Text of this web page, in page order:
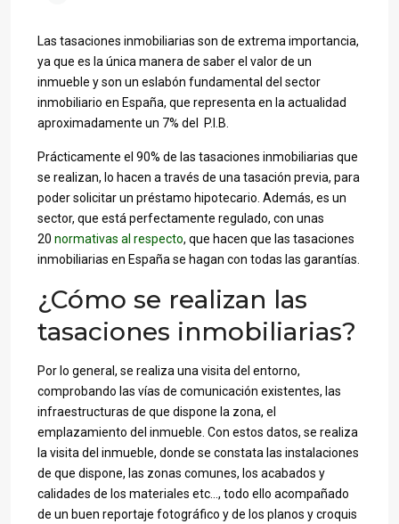
Las tasaciones inmobiliarias son de extrema importancia,
ya que es la única manera de saber el valor de un
inmueble y son un eslabón fundamental del sector
inmobiliario en España, que representa en la actualidad
aproximadamente un 7% del P.I.B.
Prácticamente el 90% de las tasaciones inmobiliarias que
se realizan, lo hacen a través de una tasación previa, para
poder solicitar un préstamo hipotecario. Además, es un
sector, que está perfectamente regulado, con unas
20 normativas al respecto, que hacen que las tasaciones
inmobiliarias en España se hagan con todas las garantías.
¿Cómo se realizan las
tasaciones inmobiliarias?
Por lo general, se realiza una visita del entorno,
comprobando las vías de comunicación existentes, las
infraestructuras de que dispone la zona, el
emplazamiento del inmueble. Con estos datos, se realiza
la visita del inmueble, donde se constata las instalaciones
de que dispone, las zonas comunes, los acabados y
calidades de los materiales etc…, todo ello acompañado
de un buen reportaje fotográfico y de los planos y croquis